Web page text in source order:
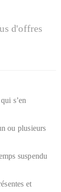
d'offres
s’en
ou plusieurs
suspendu
et